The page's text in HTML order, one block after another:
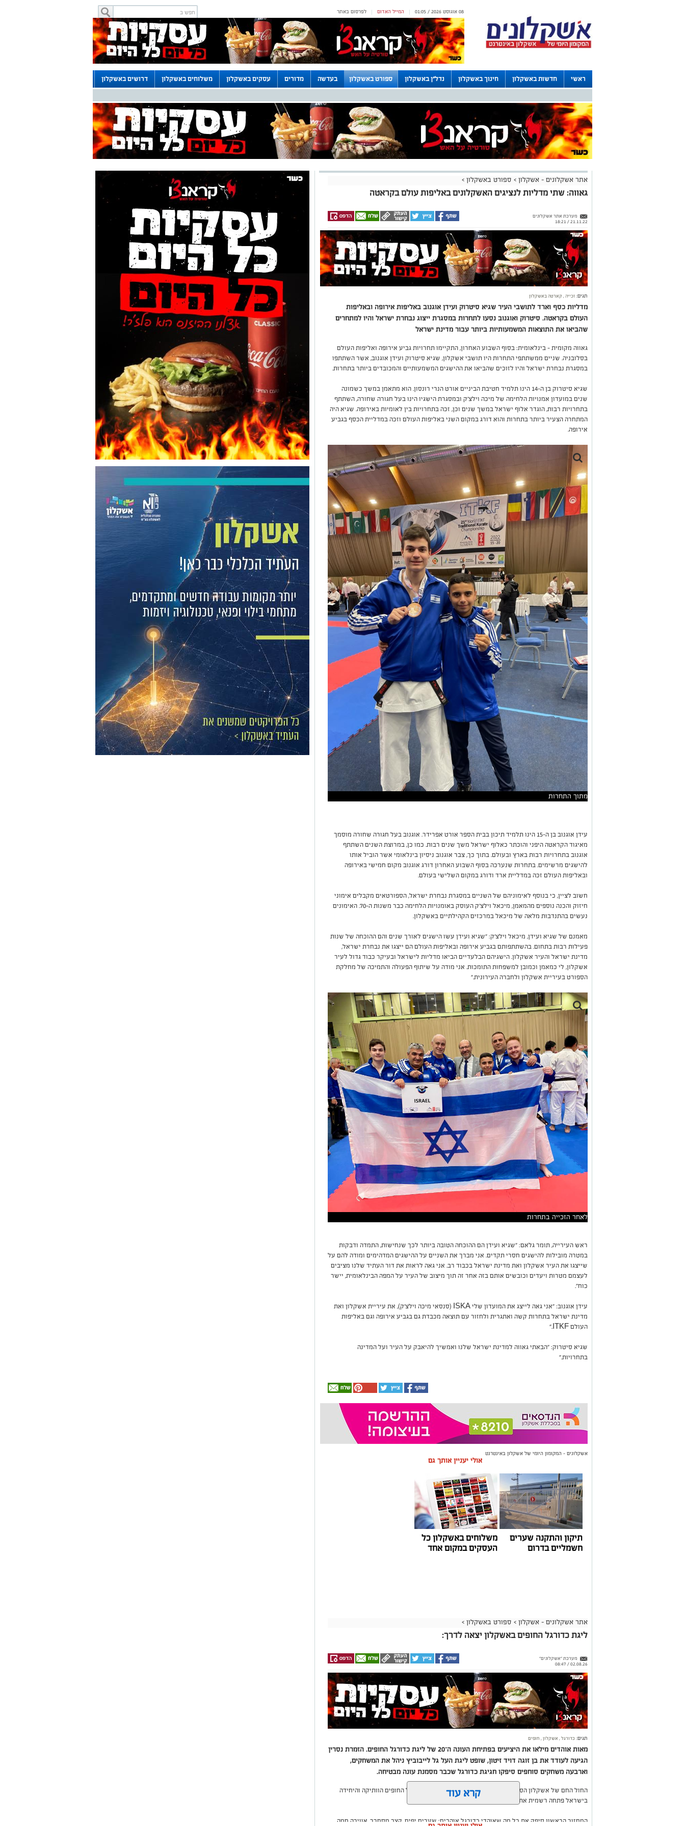
לפרסום באתר | המייל האדום | 08 אוגוסט 2026 / 01:05
ראשי חדשות באשקלון חינוך באשקלון נדל"ן באשקלון ספורט באשקלון בעדשה מדורים עסקים באשקלון משלוחים באשקלון דרושים באשקלון
אתר אשקלונים - אשקלון > ספורט באשקלון >
גאווה: שתי מדליות לנציגים האשקלונים באליפות עולם בקראטה
מערכת אתר אשקלונים
21.11.22 / 18:21
תגים: זכייה, קארטה באשקלון
מדליות כסף וארד לתושבי העיר שגיא סיטרוק ועידן אוגנוב באליפות אירופה ובאליפות
העולם בקראטה. סיטרוק ואוגנוב נסעו לתחרות במסגרת ייצוג נבחרת ישראל והיו למתחרים
שהביאו את התוצאות המשמעותיות ביותר עבור מדינת ישראל
גאווה מקומית - בינלאומית: בסוף השבוע האחרון, התקיימו תחרויות גביע אירופה ואליפות העולם
בסלובניה. שניים ממשתתפי התחרות היו תושבי אשקלון, שגיא סיטרוק ועידן אוגנוב, אשר השתתפו
במסגרת נבחרת ישראל והיו לזוכים שהביאו את ההישגים המשמעותיים והמכובדים ביותר בתחרות.
שגיא סיטרוק בן ה-14 הינו תלמיד חטיבת הביניים אורט הנרי רונסון. הוא מתאמן במשך כשמונה
שנים במועדון אמנויות הלחימה של מיכה וילצ׳ק ובמסגרת הישגיו הינו בעל חגורה שחורה, השתתף
בתחרויות רבות, הוגדר אלוף ישראל במשך שנים וכן, זכה בתחרויות בין לאומיות באירופה. שגיא היה
המתחרה הצעיר ביותר בתחרות והוא דורג במקום השני באליפות העולם וזכה במדליית הכסף בגביע
אירופה.
מתוך התחרות
עידן אוגנוב בן ה-15 הינו תלמיד תיכון בבית הספר אורט אפרידר. אוגנוב בעל חגורה שחורה מוסמך
מאיגוד הקראטה היפני והוכתר כאלוף ישראל משך שנים רבות. כמו כן, במרוצת השנים השתתף
אוגנוב בתחרויות רבות בארץ ובעולם. בתוך כך, צבר אוגנוב ניסיון בינלאומי אשר הוביל אותו
להישגים מרשימים. בתחרות שנערכה בסוף השבוע האחרון דורג אוגנוב מקום חמישי באירופה
ובאליפות העולם זכה במדליית ארד ודורג במקום השלישי בעולם.
חשוב לציין, כי בנוסף לאימוניהם של השניים במסגרת נבחרת ישראל, הספורטאים מקבלים אימוני
חיזוק והכנה נוספים מהמאמן, מיכאל וילצ׳ק העוסק באומנויות הלחימה כבר משנות ה-70. האימונים
נעשים בהתנדבות מלאה של מיכאל במרכזים הקהילתיים באשקלון.
מאמנם של שגיא ועידן, מיכאל וילצ׳ק: "שגיא ועידן עשו הישגים לאורך שנים והם ההוכחה של שנות
פעילות רבות בתחום. בהשתתפותם בגביע אירופה ובאליפות העולם הם ייצגו את נבחרת ישראל,
מדינת ישראל והעיר אשקלון. הישגיהם הבלעדיים הביאו מדליות לישראל ובעיקר כבוד גדול לעיר
אשקלון, לי כמאמן וכמובן למשפחות התומכות. אני מודה על שיתוף הפעולה והתמיכה של מחלקת
הספורט בעיריית אשקלון ולחברה העירונית."
לאחר הזכייה בתחרות
ראש העירייה, תומר גלאם: "שגיא ועידן הם ההוכחה הטובה ביותר לכך שנחישות, התמדה ודבקות
במטרה מובילות להישגים חסרי תקדים. אני מברך את השניים על ההישגים המדהימים ומודה להם על
שייצגו את העיר אשקלון ואת מדינת ישראל בכבוד רב. אני גאה לראות את דור העתיד שלנו מציבים
לעצמם מטרות ויעדים וכובשים אותם בזה אחר זה תוך מיצוב של העיר על המפה הבינלאומית, יישר
כוח״.
עידן אוגנוב: "אני גאה לייצג את המועדון שלי ISKA (סנסאי מיכה וילצ׳ק), את עיריית אשקלון ואת
מדינת ישראל בתחרות קשה ואתגרית ולחזור עם תוצאה מכבדת גם בגביע אירופה וגם באליפות
העולם ITKF."
שגיא סיטרוק: "הבאתי גאווה למדינת ישראל שלנו ואמשיך להיאבק על העיר ועל המדינה
בתחרויות."
אשקלונים - המקומון היומי של אשקלון באינטרנט
אולי יעניין אותך גם
תיקון והתקנה שערים
חשמליים בדרום
משלוחים באשקלון כל
העסקים במקום אחד
אתר אשקלונים - אשקלון > ספורט באשקלון >
ליגת כדורגל החופים באשקלון יצאה לדרך:
מערכת "אשקלונים"
02.08.26 / 08:47
תגים: כדורגל, אשקלון, חופים
מאות אוהדים מילאו את היציעים בפתיחת העונה ה־20 של ליגת כדורגל החופים. הזמרת נסרין
הגיעה לעודד את בן זוגה דויד זיטון, שופט ליגת העל גל לייבוביץ ניהל את המשחקים,
וארבעה משחקים סוחפים סיפקו חגיגת כדורגל שכבר מסמנת עונה מבטיחה.
החול החם של אשקלון הסמיק השבוע מהתרגשות, כאשר ליגת כדורגל החופים הוותיקה והיחידה
בישראל פתחה רשמית את עונתה ה-20.
המחזור הראשון סיפק את כל מה שאוהדי כדורגל אוהבים: שערים יפים, קצב מסחרר, אווירה חמה
קרא עוד